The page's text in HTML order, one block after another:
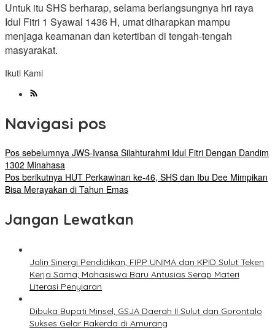
Untuk itu SHS berharap, selama berlangsungnya hri raya
Idul Fitri 1 Syawal 1436 H, umat diharapkan mampu
menjaga keamanan dan ketertiban di tengah-tengah
masyarakat.
Ikuti Kami
Navigasi pos
Pos sebelumnya JWS-Ivansa Silahturahmi Idul Fitri Dengan Dandim
1302 Minahasa
Pos berikutnya HUT Perkawinan ke-46, SHS dan Ibu Dee Mimpikan
Bisa Merayakan di Tahun Emas
Jangan Lewatkan
Jalin Sinergi Pendidikan, FIPP UNIMA dan KPID Sulut Teken
Kerja Sama; Mahasiswa Baru Antusias Serap Materi
Literasi Penyiaran
Dibuka Bupati Minsel, GSJA Daerah II Sulut dan Gorontalo
Sukses Gelar Rakerda di Amurang